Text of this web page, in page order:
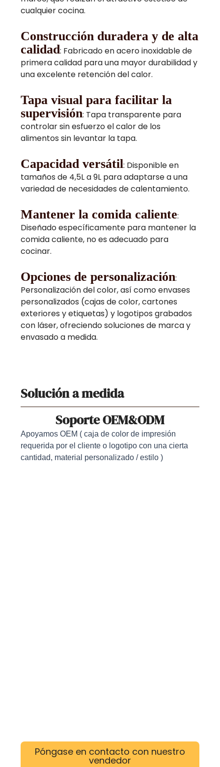
cualquier cocina.
Construcción duradera y de alta
calidad: Fabricado en acero inoxidable de
primera calidad para una mayor durabilidad y
una excelente retención del calor.
Tapa visual para facilitar la
supervisión: Tapa transparente para
controlar sin esfuerzo el calor de los
alimentos sin levantar la tapa.
Capacidad versátil: Disponible en
tamaños de 4,5L a 9L para adaptarse a una
variedad de necesidades de calentamiento.
Mantener la comida caliente:
Diseñado específicamente para mantener la
comida caliente, no es adecuado para
cocinar.
Opciones de personalización:
Personalización del color, así como envases
personalizados (cajas de color, cartones
exteriores y etiquetas) y logotipos grabados
con láser, ofreciendo soluciones de marca y
envasado a medida.
Solución a medida
Soporte OEM&ODM
Apoyamos OEM ( caja de color de impresión
requerida por el cliente o logotipo con una cierta
cantidad, material personalizado / estilo )
Póngase en contacto con nuestro
vendedor